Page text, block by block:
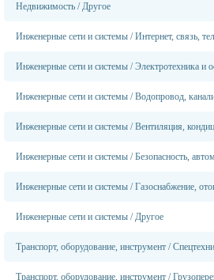
Недвижимость /Другое
Инженерные сети и системы /Интернет, связь,
Инженерные сети и системы /Электротехника и
Инженерные сети и системы /Водопровод,
Инженерные сети и системы /Вентиляция,
Инженерные сети и системы /Безопасность,
Инженерные сети и системы /Газоснабжение,
Инженерные сети и системы /Другое
Транспорт, оборудование, инструмент /
Транспорт, оборудование, инструмент /